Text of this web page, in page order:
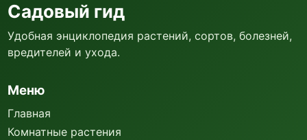
Садовый гид
Удобная энциклопедия растений, сортов, болезней,
вредителей и ухода.
Меню
Главная
Комнатные растения